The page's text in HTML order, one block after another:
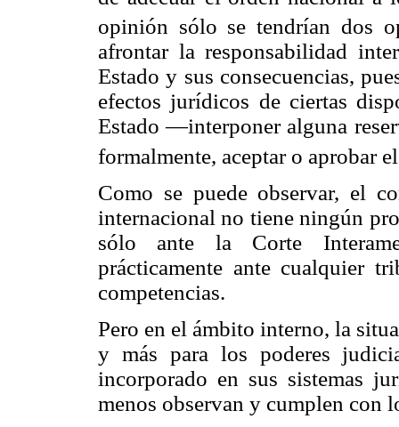
opinión sólo se tendrían dos
afrontar la responsabilidad
Estado y sus consecuencias,
efectos jurídicos de ciertas
Estado —interponer alguna
formalmente, aceptar o aprobar
Como se puede observar, el
internacional no tiene ningún
sólo ante la Corte
prácticamente ante cualquier
competencias.
Pero en el ámbito interno, la
y más para los poderes
incorporado en sus sistemas
menos observan y cumplen con